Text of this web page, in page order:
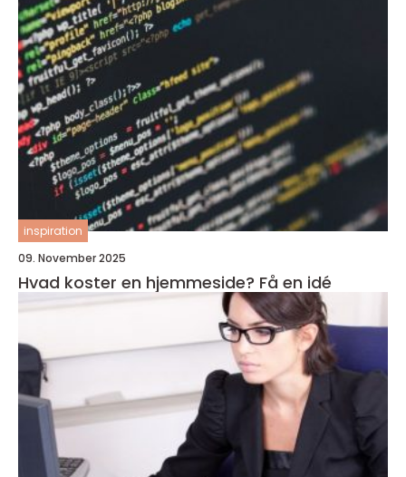
inspiration
09. November 2025
Hvad koster en hjemmeside? Få en idé